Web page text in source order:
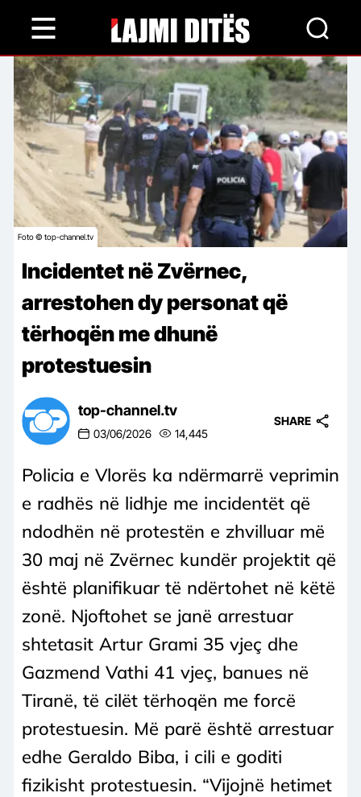
content
Foto © top-channel.tv
Incidentet në Zvërnec,
arrestohen dy personat që
tërhoqën me dhunë
protestuesin
top-channel.tv
03/06/2026 14,445
SHARE
Policia e Vlorës ka ndërmarrë veprimin
e radhës në lidhje me incidentët që
ndodhën në protestën e zhvilluar më
30 maj në Zvërnec kundër projektit që
është planifikuar të ndërtohet në këtë
zonë. Njoftohet se janë arrestuar
shtetasit Artur Grami 35 vjeç dhe
Gazmend Vathi 41 vjeç, banues në
Tiranë, të cilët tërhoqën me forcë
protestuesin. Më parë është arrestuar
edhe Geraldo Biba, i cili e goditi
fizikisht protestuesin. “Vijojnë hetimet